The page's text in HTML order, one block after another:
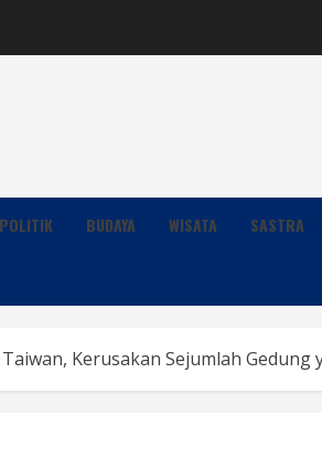
POLITIK BUDAYA WISATA SASTRA
Kerusakan Sejumlah